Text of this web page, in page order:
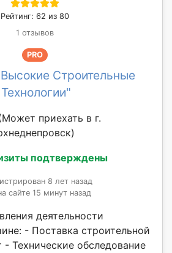
Рейтинг: 62 из 80
1 отзывов
PRO
Строительные
Технологии"
приехать в г.
подтверждены
8 лет назад
сайте 15 минут назад
деятельности
- Поставка строительной
- Технические обследование